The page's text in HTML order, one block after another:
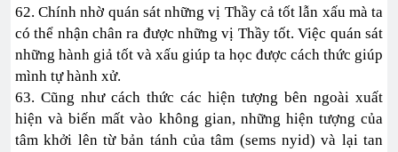
62. Chính nhờ quán sát những vị Thầy cả tốt lẫn xấu mà ta
có thể nhận chân ra được những vị Thầy tốt. Việc quán sát
những hành giả tốt và xấu giúp ta học được cách thức giúp
mình tự hành xử.
63. Cũng như cách thức các hiện tượng bên ngoài xuất
hiện và biến mất vào không gian, những hiện tượng của
tâm khởi lên từ bản tánh của tâm (sems nyid) và lại tan